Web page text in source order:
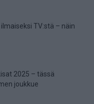
TV:stä – näin
2025 – tässä
joukkue